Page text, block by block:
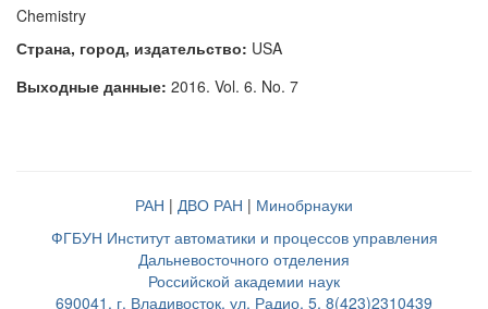
Chemistry
Страна, город, издательство: USA
Выходные данные: 2016. Vol. 6. No. 7
РАН | ДВО РАН | Минобрнауки
ФГБУН Институт автоматики и процессов управления
Дальневосточного отделения
Российской академии наук
690041, г. Владивосток, ул. Радио, 5, 8(423)2310439